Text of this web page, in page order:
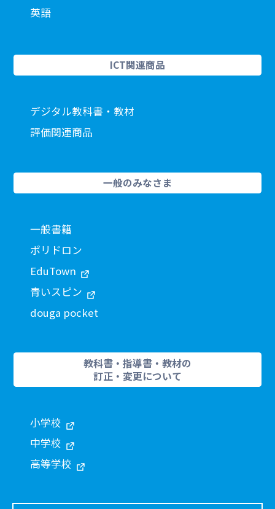
英語
ICT関連商品
デジタル教科書・教材
評価関連商品
一般のみなさま
一般書籍
ポリドロン
EduTown
青いスピン
douga pocket
教科書・指導書・教材の
訂正・変更について
小学校
中学校
高等学校